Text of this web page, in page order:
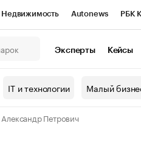
Недвижимость Autonews РБК
контрагентов
Эксперты Кейсы
IT и технологии Малый
Петрович